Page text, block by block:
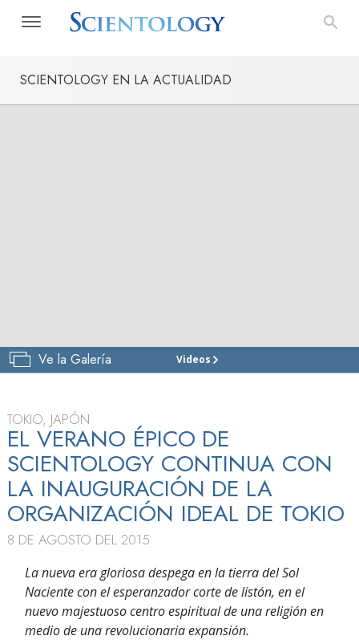
SCIENTOLOGY EN LA ACTUALIDAD
Ve la Galería Videos
IGLESIA
VISITAR
GRAN
INAUGURACIÓN
TOKIO, JAPÓN
EL VERANO ÉPICO DE
SCIENTOLOGY CONTINUA CON
LA INAUGURACIÓN DE LA
ORGANIZACIÓN IDEAL DE TOKIO
8 DE AGOSTO DEL 2015
La nueva era gloriosa despega en la tierra del Sol
Naciente con el esperanzador corte de listón, en el
nuevo majestuoso centro espiritual de una religión en
medio de una revolucionaria expansión.